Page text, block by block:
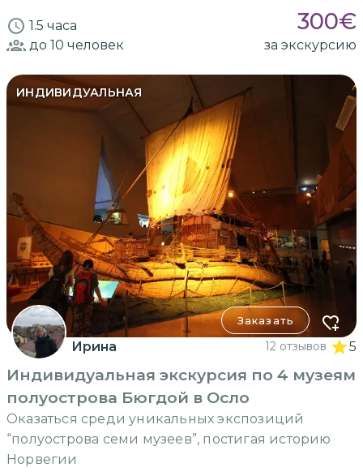
1.5 часа 300€
до 10 человек за экскурсию
ИНДИВИДУАЛЬНАЯ
Заказать
Ирина 12 отзывов 5
Индивидуальная экскурсия по 4 музеям
полуострова Бюгдой в Осло
Оказаться среди уникальных экспозиций
“полуострова семи музеев”, постигая историю
Норвегии